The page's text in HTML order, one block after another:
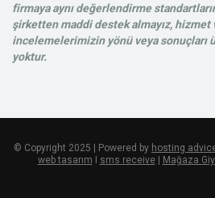
firmaya aynı değerlendirme
şirketten maddi destek almayız, hizmet
incelemelerimizin yönü veya sonuçları
yoktur.
© Copyright 2025 | Powered by hosting
web tasarım
sms receive| Mağaza